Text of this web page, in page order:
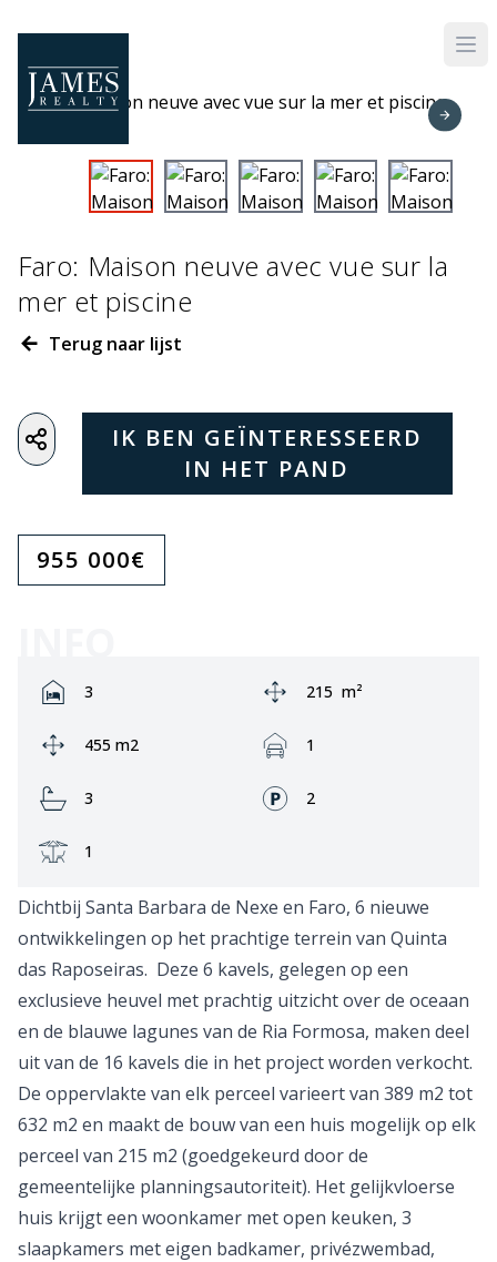
Faro: Maison neuve avec vue sur la
mer et piscine
Terug naar lijst
IK BEN GEÏNTERESSEERD
IN HET PAND
955 000€
Rooms:
3 Area:
215 m²
Ground area:
455 m2 Garage:
1
Bathrooms:
3 Fronts:
2
Terrace:
1
Dichtbij Santa Barbara de Nexe en Faro, 6 nieuwe
ontwikkelingen op het prachtige terrein van Quinta
das Raposeiras. Deze 6 kavels, gelegen op een
exclusieve heuvel met prachtig uitzicht over de oceaan
en de blauwe lagunes van de Ria Formosa, maken deel
uit van de 16 kavels die in het project worden verkocht.
De oppervlakte van elk perceel varieert van 389 m2 tot
632 m2 en maakt de bouw van een huis mogelijk op elk
perceel van 215 m2 (goedgekeurd door de
gemeentelijke planningsautoriteit). Het gelijkvloerse
huis krijgt een woonkamer met open keuken, 3
slaapkamers met eigen badkamer, privézwembad,